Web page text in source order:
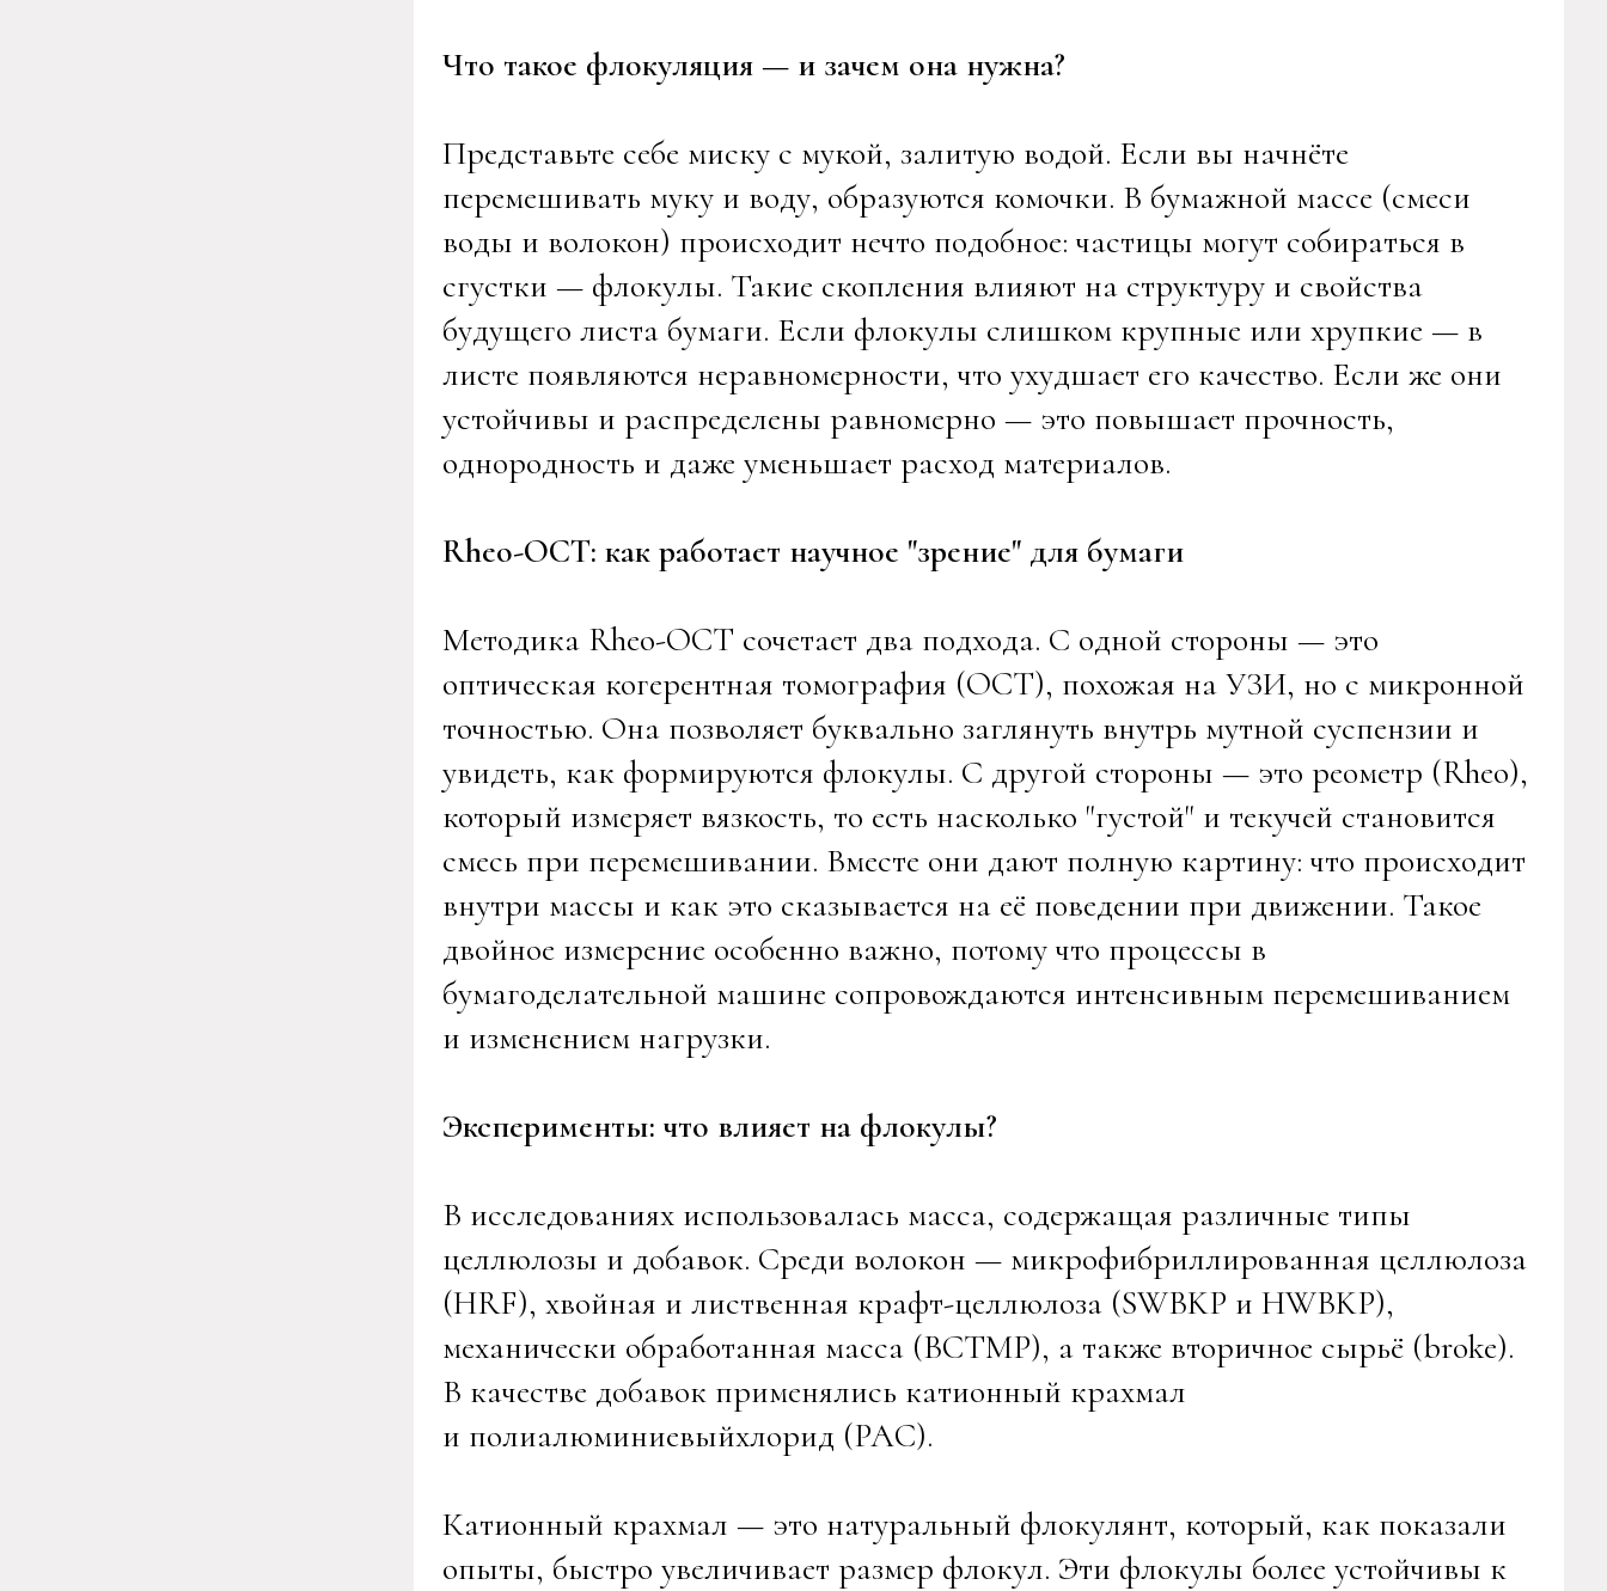
Что такое флокуляция — и зачем она нужна?
Представьте себе миску с мукой, залитую водой. Если вы начнёте
перемешивать муку и воду, образуются комочки. В бумажной массе (смеси
воды и волокон) происходит нечто подобное: частицы могут собираться в
сгустки — флокулы. Такие скопления влияют на структуру и свойства
будущего листа бумаги. Если флокулы слишком крупные или хрупкие — в
листе появляются неравномерности, что ухудшает его качество. Если же они
устойчивы и распределены равномерно — это повышает прочность,
однородность и даже уменьшает расход материалов.
Rheo-OCT: как работает научное "зрение" для бумаги
Методика Rheo-OCT сочетает два подхода. С одной стороны — это
оптическая когерентная томография (OCT), похожая на УЗИ, но с микронной
точностью. Она позволяет буквально заглянуть внутрь мутной суспензии и
увидеть, как формируются флокулы. С другой стороны — это реометр (Rheo),
который измеряет вязкость, то есть насколько "густой" и текучей становится
смесь при перемешивании. Вместе они дают полную картину: что происходит
внутри массы и как это сказывается на её поведении при движении. Такое
двойное измерение особенно важно, потому что процессы в
бумагоделательной машине сопровождаются интенсивным перемешиванием
и изменением нагрузки.
Эксперименты: что влияет на флокулы?
В исследованиях использовалась масса, содержащая различные типы
целлюлозы и добавок. Среди волокон — микрофибриллированная целлюлоза
(HRF), хвойная и лиственная крафт-целлюлоза (SWBKP и HWBKP),
механически обработанная масса (BCTMP), а также вторичное сырьё (broke).
В качестве добавок применялись катионный крахмал
и полиалюминиевыйхлорид (PAC).
Катионный крахмал — это натуральный флокулянт, который, как показали
опыты, быстро увеличивает размер флокул. Эти флокулы более устойчивы к